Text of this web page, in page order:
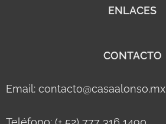
ENLACES
CONTACTO
Email: contacto@casaalonso.mx